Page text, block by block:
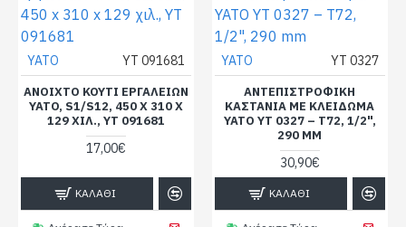
YATO YT 091681
ΑΝΟΙΧΤΌ ΚΟΥΤΊ ΕΡΓΑΛΕΊΩΝ
YATO, S1/S12, 450 X 310 X
129 ΧΙΛ., YT 091681
17,00€
ΚΑΛΆΘΙ
YATO YT 0327
ΑΝΤΕΠΙΣΤΡΟΦΙΚΉ
ΚΑΣΤΆΝΙΑ ΜΕ ΚΛΕΊΔΩΜΑ
YATO YT 0327 – T72, 1/2",
290 MM
30,90€
ΚΑΛΆΘΙ